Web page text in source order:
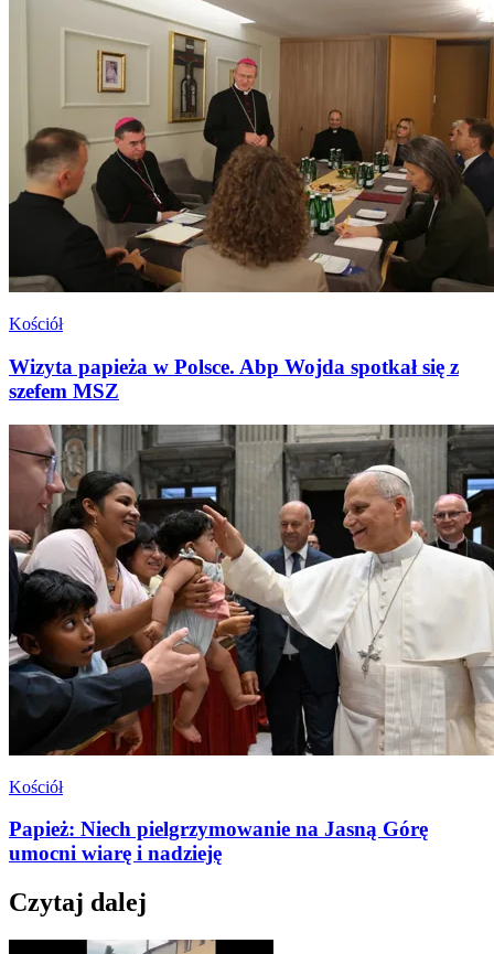
Kościół
Wizyta papieża w Polsce. Abp Wojda spotkał się z
szefem MSZ
Kościół
Papież: Niech pielgrzymowanie na Jasną Górę
umocni wiarę i nadzieję
Czytaj dalej